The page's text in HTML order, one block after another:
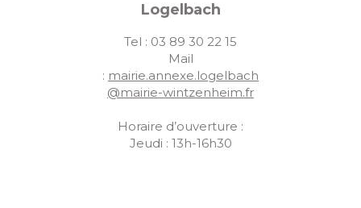
Logelbach
Tel : 03 89 30 22 15
Mail
: mairie.annexe.logelbach
@mairie-wintzenheim.fr
Horaire d’ouverture :
Jeudi : 13h-16h30